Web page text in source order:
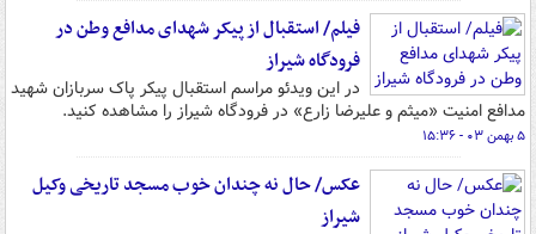
فیلم/ استقبال از پیکر شهدای مدافع وطن در
فرودگاه شیراز
در این ویدئو مراسم استقبال پیکر پاک سربازان شهید
مدافع امنیت «میثم و علیرضا زارع» در فرودگاه شیراز را مشاهده کنید.
۵ بهمن ۰۳ - ۱۵:۳۶
عکس/ حال نه چندان خوب مسجد تاریخی وکیل
شیراز